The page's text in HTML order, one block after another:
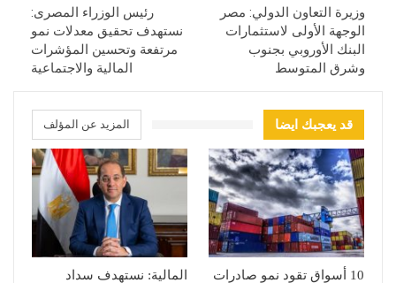
وزيرة التعاون الدولي: مصر
الوجهة الأولى لاستثمارات
البنك الأوروبي بجنوب
وشرق المتوسط
رئيس الوزراء المصرى:
نستهدف تحقيق معدلات نمو
مرتفعة وتحسين المؤشرات
المالية والاجتماعية
قد يعجبك ايضا المزيد عن المؤلف
10 أسواق تقود نمو صادرات المالية: نستهدف سداد